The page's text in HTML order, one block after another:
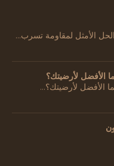
الحل الأمثل لمقاومة تسرب…
الأفضل لأرضيتك؟
الأفضل لأرضيتك؟…